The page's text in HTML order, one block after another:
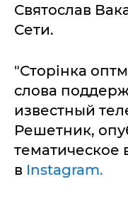
Святослав
Сети.
"Сторінка
слова
известный
Решетник,
тематическое
в Instagram.